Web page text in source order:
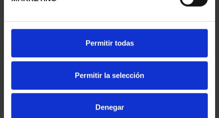
Permitir todas
Permitir la selección
Denegar
CAPITALES DE
COMPLET...
3.796,00 €